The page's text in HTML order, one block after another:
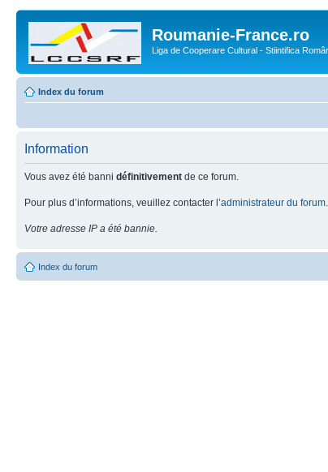
Roumanie-France.ro
Liga de Cooperare Cultural - Stiintifica
Index du forum
Information
Vous avez été banni définitivement de ce forum.
Pour plus d’informations, veuillez contacter l’administrateur du forum
Votre adresse IP a été bannie.
Index du forum